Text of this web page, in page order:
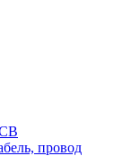
провод